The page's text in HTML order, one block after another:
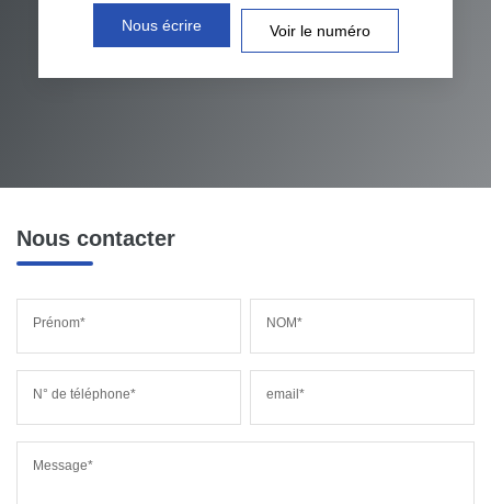
Nous écrire Voir le numéro
Nous contacter
Prénom* NOM*
N° de téléphone* email*
Message*